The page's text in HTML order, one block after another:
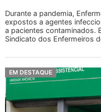
Durante a pandemia,
expostos a agentes
a pacientes contaminados.
Sindicato dos Enfermeiros
EM DESTAQUE